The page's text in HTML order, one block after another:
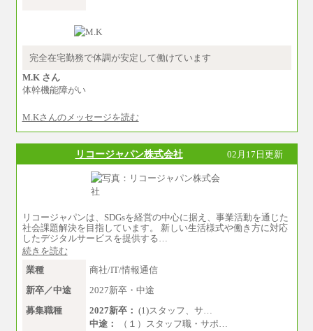
時給 1,226円（実働4.5時間）
も時間額換算額）
・退職金相当手当 37円
はございません。
完全在宅勤務で体調が安定して働けています
M.K さん
体幹機能障がい
M.Kさんのメッセージを読む
リコージャパン株式会社 02月17日更新
リコージャパンは、SDGsを経営の中心に据え、事業活動を通じた
社会課題解決を目指しています。 新しい生活様式や働き方に対応
したデジタルサービスを提供する…
続きを読む
業種
商社/IT/情報通信
新卒／中途
2027新卒・中途
募集職種
2027新卒： (1)スタッフ、サ…
中途：
（１）スタッフ職・サポ…